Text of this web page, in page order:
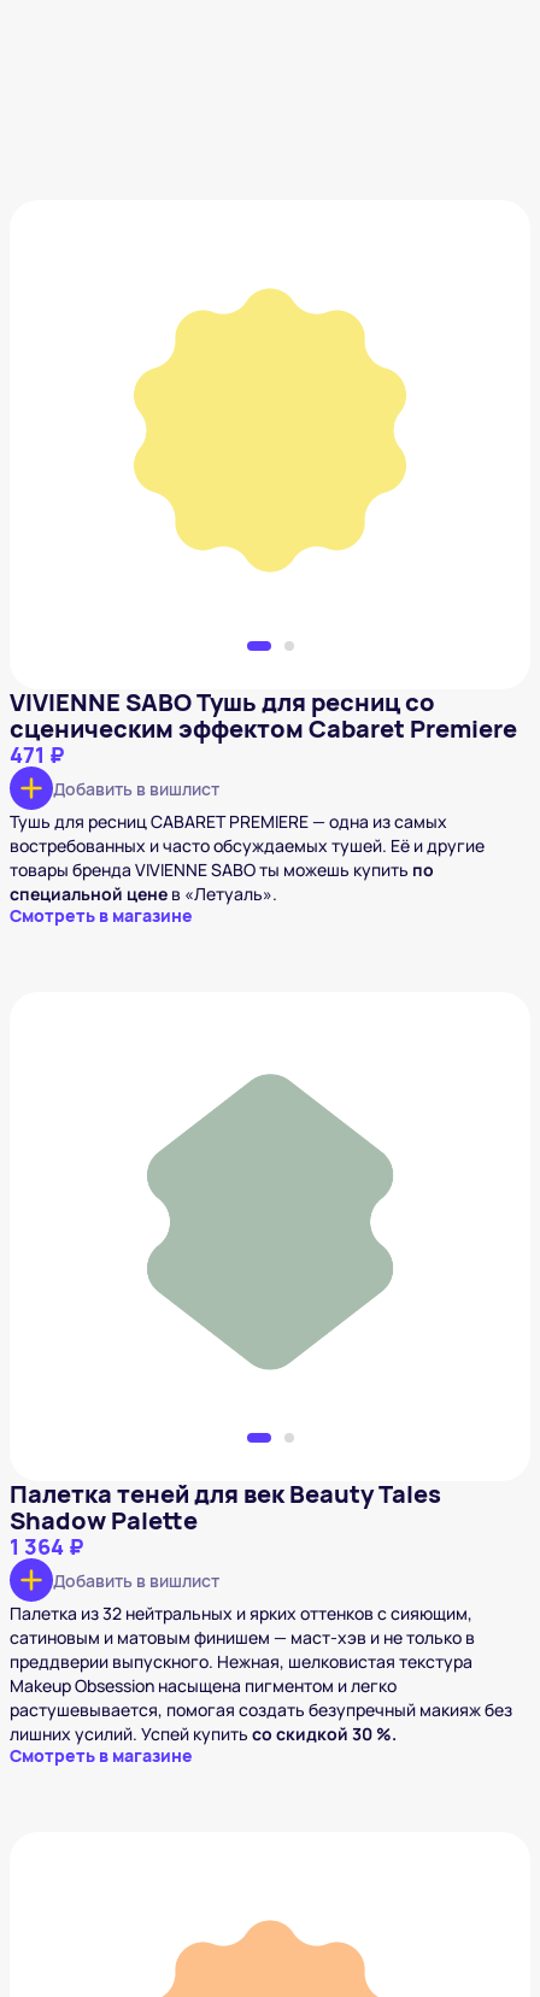
VIVIENNE SABO Тушь для ресниц со сценическим
VIVIENNE SABO Тушь для ресниц со
сценическим эффектом Cabaret Premiere
471 ₽
Добавить в вишлист
Тушь для ресниц CABARET PREMIERE — одна из самых
востребованных и часто обсуждаемых тушей. Её и другие
товары бренда VIVIENNE SABO ты можешь купить по
специальной цене в «Летуаль».
Смотреть в магазине
Палетка теней для век Beauty Tales Shadow Palette
Палетка теней для век Beauty Tales
Shadow Palette
1 364 ₽
Добавить в вишлист
Палетка из 32 нейтральных и ярких оттенков с сияющим,
сатиновым и матовым финишем — маст-хэв и не только в
преддверии выпускного. Нежная, шелковистая текстура
Makeup Obsession насыщена пигментом и легко
растушевывается, помогая создать безупречный макияж без
лишних усилий. Успей купить со скидкой 30 %.
Смотреть в магазине